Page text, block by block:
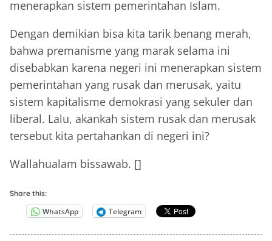
menerapkan sistem pemerintahan Islam.
Dengan demikian bisa kita tarik benang merah,
bahwa premanisme yang marak selama ini
disebabkan karena negeri ini menerapkan sistem
pemerintahan yang rusak dan merusak, yaitu
sistem kapitalisme demokrasi yang sekuler dan
liberal. Lalu, akankah sistem rusak dan merusak
tersebut kita pertahankan di negeri ini?
Wallahualam bissawab. []
Share this:
WhatsApp Telegram